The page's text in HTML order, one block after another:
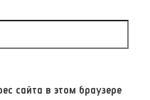
сайта в этом браузере